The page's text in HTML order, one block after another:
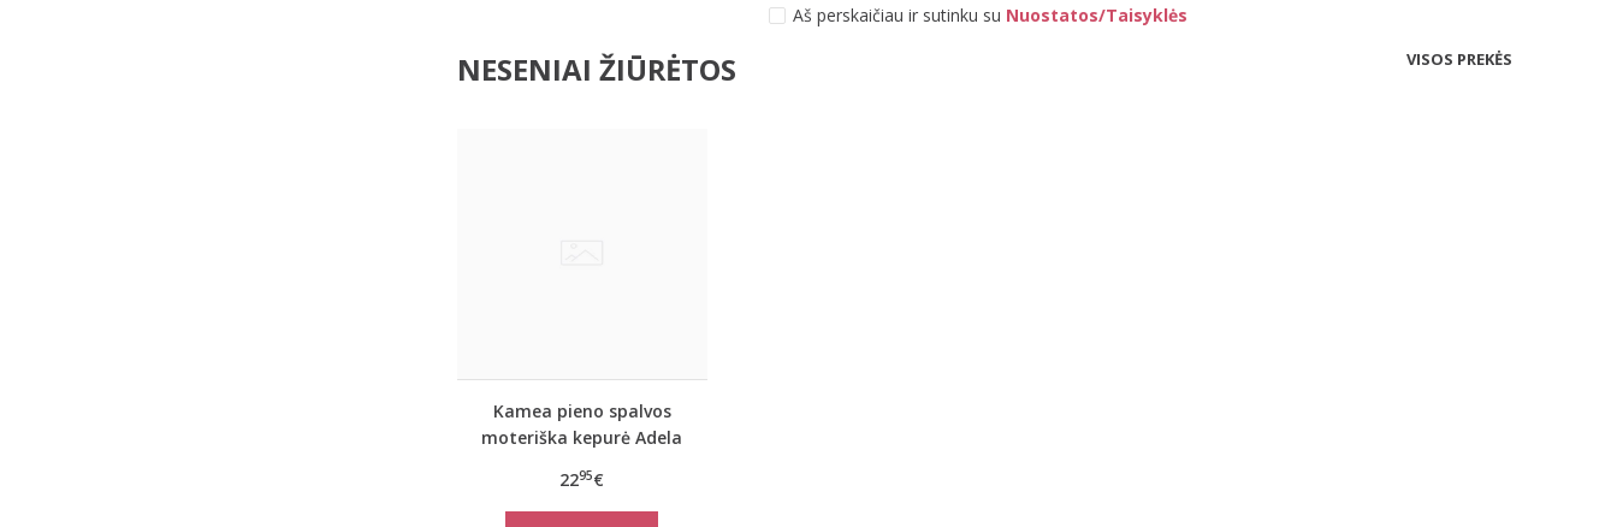
Aš perskaičiau ir sutinku su Nuostatos/Taisyklės
NESENIAI ŽIŪRĖTOS VISOS PREKĖS
Kamea pieno spalvos
moteriška kepurė Adela
2295€